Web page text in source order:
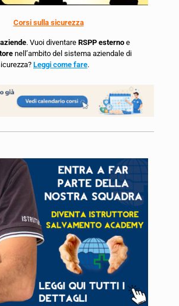
Corsi sulla sicurezza
aziende. Vuoi diventare RSPP esterno e
nell’ambito del sistema aziendale di
Leggi come fare.